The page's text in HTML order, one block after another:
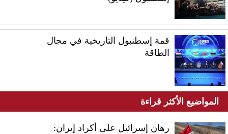
قمة إسطنبول التاريخية في مجال
الطاقة
المواضيع الأكثر قراءة
رهان إسرائيل على أكراد إيران: